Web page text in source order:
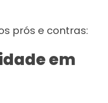
prós e contras:
em